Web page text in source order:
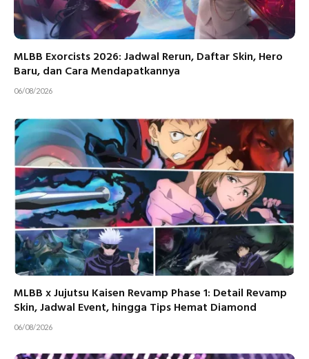
MLBB Exorcists 2026: Jadwal Rerun, Daftar Skin, Hero
Baru, dan Cara Mendapatkannya
06/08/2026
MLBB x Jujutsu Kaisen Revamp Phase 1: Detail Revamp
Skin, Jadwal Event, hingga Tips Hemat Diamond
06/08/2026